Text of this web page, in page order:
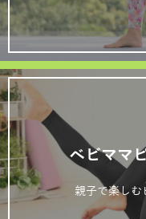
ベビママ
親子で楽し